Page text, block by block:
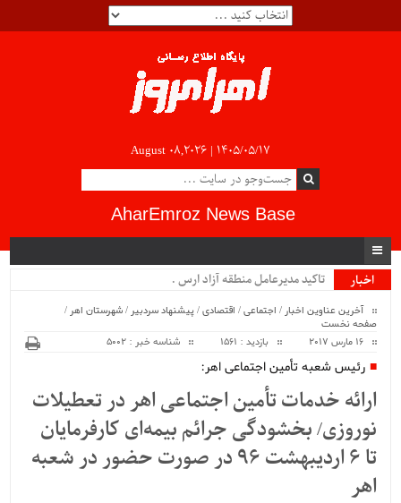
August 08,2026 | ۱۴۰۵/۰۵/۱۷
AharEmroz News Base
اخبار
تاکید مدیرعامل منطقه آزاد ارس بر ض.
آخرین عناوین اخبار / اجتماعی/ اقتصادی/پیشنهاد سردبیر /شهرستان اهر /
صفحه نخست
16 مارس 2017
بازدید : 1561 شناسه خبر : 5002
رئیس شعبه تأمین اجتماعی اهر:
ارائه خدمات تأمین اجتماعی اهر در تعطیلات
نوروزی/ بخشودگی جرائم بیمه‌ای کارفرمایان
تا 6 اردیبهشت 96 در صورت حضور در شعبه
اهر